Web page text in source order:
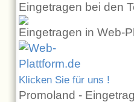
Eingetragen bei den
Eingetragen in Web-
Klicken Sie für uns !
Promoland -